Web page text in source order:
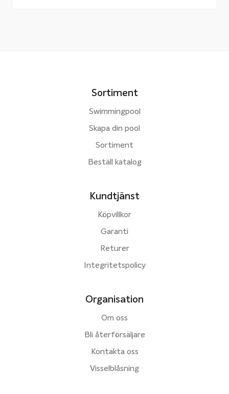
Sortiment
Swimmingpool
Skapa din pool
Sortiment
Beställ katalog
Kundtjänst
Köpvillkor
Garanti
Returer
Integritetspolicy
Organisation
Om oss
Bli återförsäljare
Kontakta oss
Visselblåsning